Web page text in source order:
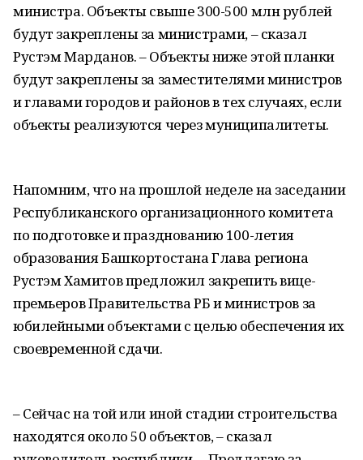
министра. Объекты свыше 300-500 млн рублей
будут закреплены за министрами, – сказал
Рустэм Марданов. – Объекты ниже этой планки
будут закреплены за заместителями министров
и главами городов и районов в тех случаях, если
объекты реализуются через муниципалитеты.
Напомним, что на прошлой неделе на заседании
Республиканского организационного комитета
по подготовке и празднованию 100-летия
образования Башкортостана Глава региона
Рустэм Хамитов предложил закрепить вице-
премьеров Правительства РБ и министров за
юбилейными объектами с целью обеспечения их
своевременной сдачи.
– Сейчас на той или иной стадии строительства
находятся около 50 объектов, – сказал